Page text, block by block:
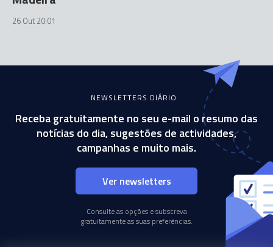
26 Out 20:01
NEWSLETTERS DIÁRIO
Receba gratuitamente no seu e-mail o resumo das
notícias do dia, sugestões de actividades,
campanhas e muito mais.
Ver newsletters
Consulte as opções e subscreva
gratuitamente as suas preferências.